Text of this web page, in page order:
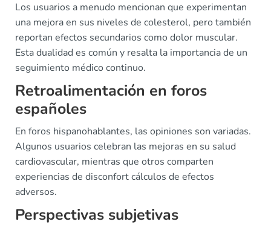
Los usuarios a menudo mencionan que experimentan
una mejora en sus niveles de colesterol, pero también
reportan efectos secundarios como dolor muscular.
Esta dualidad es común y resalta la importancia de un
seguimiento médico continuo.
Retroalimentación en foros
españoles
En foros hispanohablantes, las opiniones son variadas.
Algunos usuarios celebran las mejoras en su salud
cardiovascular, mientras que otros comparten
experiencias de disconfort cálculos de efectos
adversos.
Perspectivas subjetivas